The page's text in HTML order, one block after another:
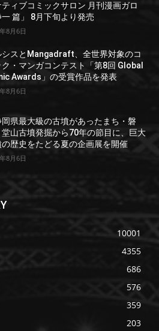
ティブコミックサロン 月刊漫画ガロ
一 篇」 8月下旬より発売
8月6日
シスとMangadraft、全世界対象のコ
ク・マンガコンテスト「第8回 Global
Awards」の受賞作品を発表
8月6日
岡県最大級の古墳があったまち・磐
堂山古墳発掘から70年の節目に、巨大
の歴史をたどる夏の企画展を開催
8月6日
10001
4355
686
576
359
203